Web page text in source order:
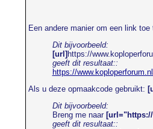
Een andere manier om een link
Dit bijvoorbeeld:
[url] https://
geeft dit resultaat::
https://
Als u deze opmaakcode gebruikt:
Dit bijvoorbeeld:
Breng me naar
geeft dit resultaat::